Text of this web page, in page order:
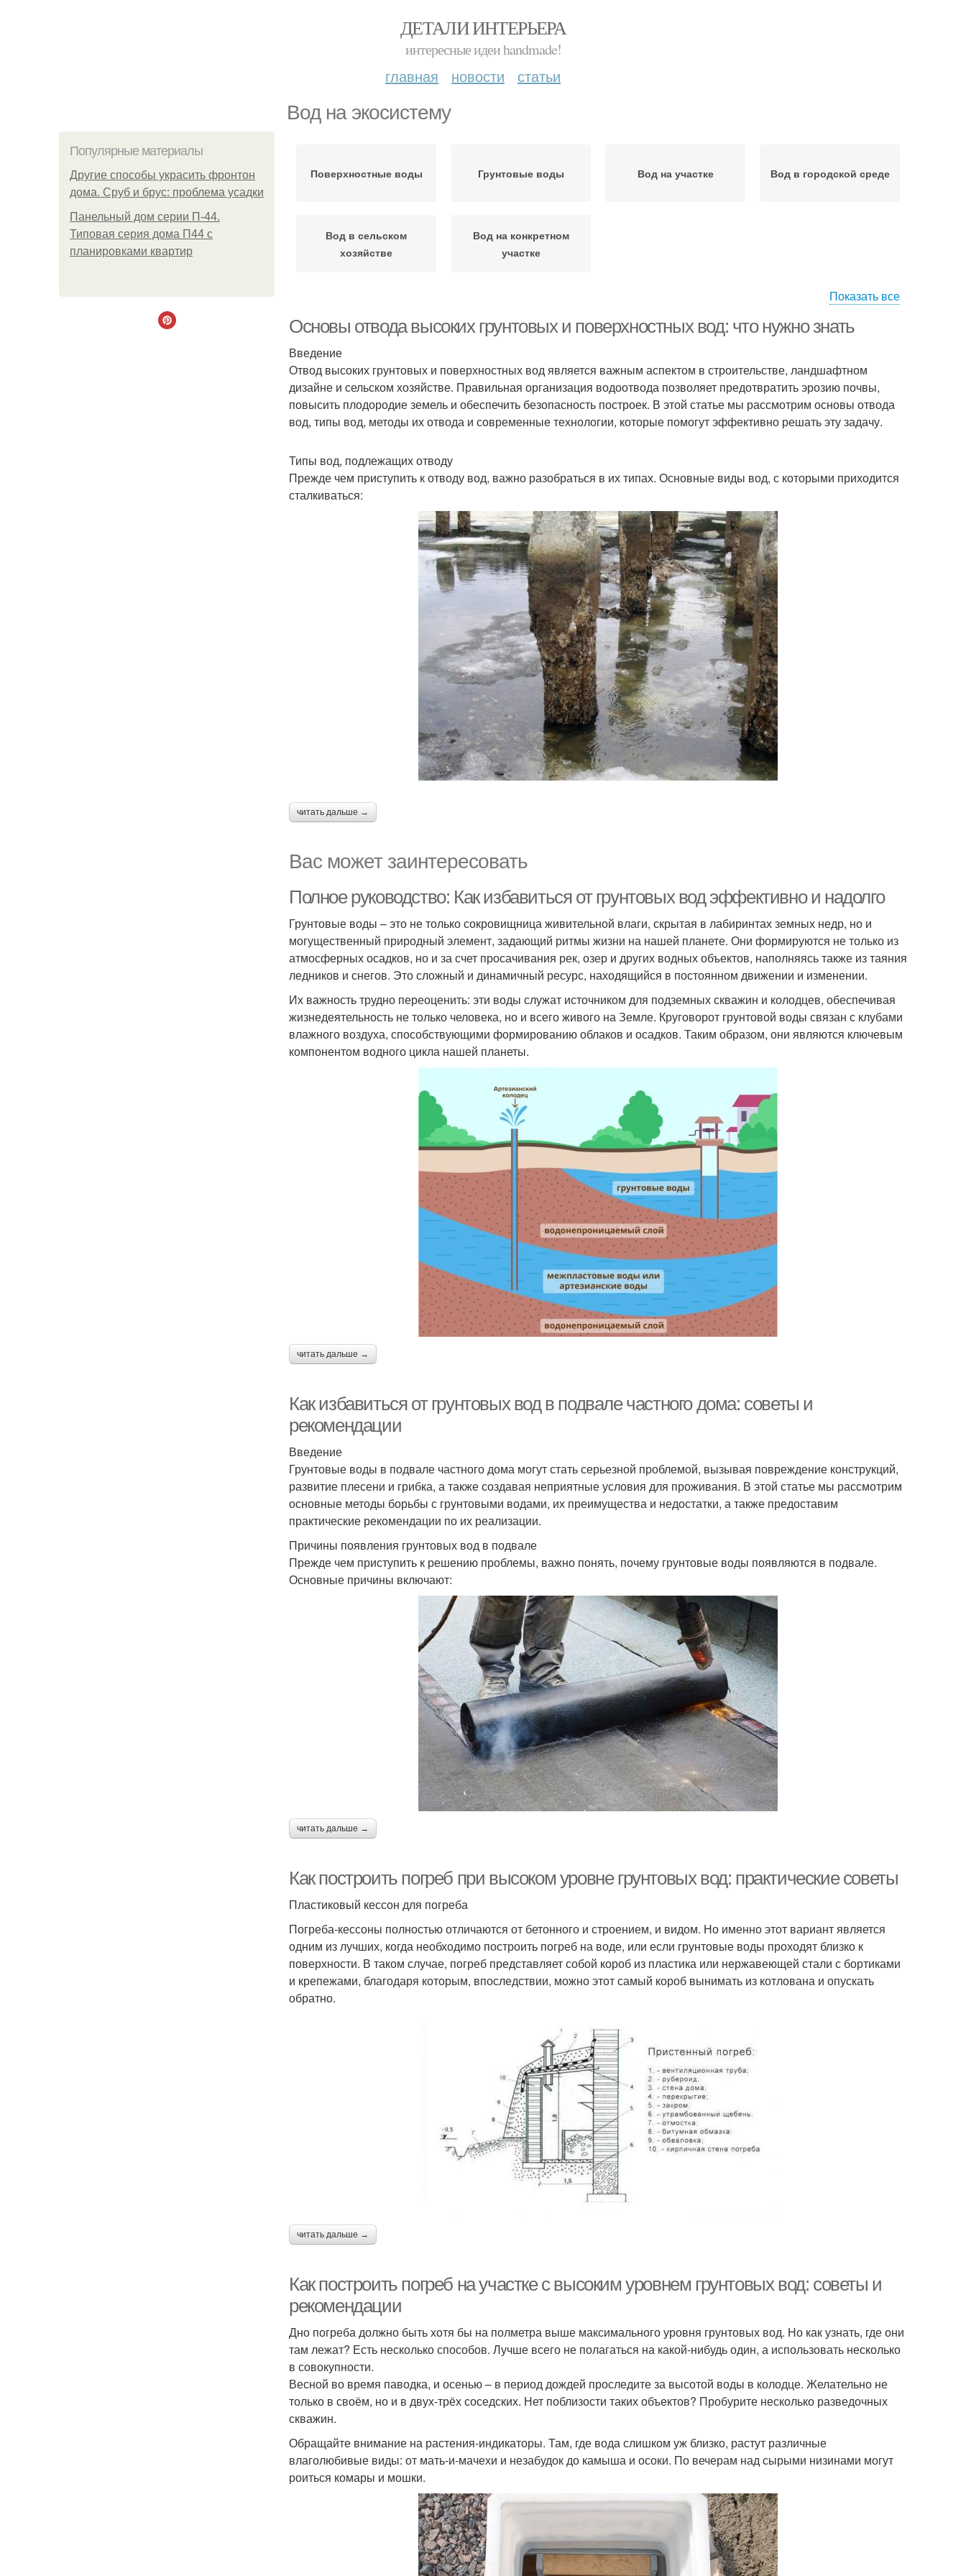
ДЕТАЛИ ИНТЕРЬЕРА
интересные идеи handmade!
главная новости статьи
Вод на экосистему
Популярные материалы
Другие способы украсить фронтон
дома. Сруб и брус: проблема усадки
Панельный дом серии П-44.
Типовая серия дома П44 с
планировками квартир
Поверхностные воды Грунтовые воды Вод на участке Вод в городской среде
Вод в сельском
хозяйстве
Вод на конкретном
участке
Показать все
Основы отвода высоких грунтовых и поверхностных вод: что нужно знать
Введение
Отвод высоких грунтовых и поверхностных вод является важным аспектом в строительстве, ландшафтном
дизайне и сельском хозяйстве. Правильная организация водоотвода позволяет предотвратить эрозию почвы,
повысить плодородие земель и обеспечить безопасность построек. В этой статье мы рассмотрим основы отвода
вод, типы вод, методы их отвода и современные технологии, которые помогут эффективно решать эту задачу.
Типы вод, подлежащих отводу
Прежде чем приступить к отводу вод, важно разобраться в их типах. Основные виды вод, с которыми приходится
сталкиваться:
читать дальше →
Вас может заинтересовать
Полное руководство: Как избавиться от грунтовых вод эффективно и надолго
Грунтовые воды – это не только сокровищница живительной влаги, скрытая в лабиринтах земных недр, но и
могущественный природный элемент, задающий ритмы жизни на нашей планете. Они формируются не только из
атмосферных осадков, но и за счет просачивания рек, озер и других водных объектов, наполняясь также из таяния
ледников и снегов. Это сложный и динамичный ресурс, находящийся в постоянном движении и изменении.
Их важность трудно переоценить: эти воды служат источником для подземных скважин и колодцев, обеспечивая
жизнедеятельность не только человека, но и всего живого на Земле. Круговорот грунтовой воды связан с клубами
влажного воздуха, способствующими формированию облаков и осадков. Таким образом, они являются ключевым
компонентом водного цикла нашей планеты.
читать дальше →
Как избавиться от грунтовых вод в подвале частного дома: советы и
рекомендации
Введение
Грунтовые воды в подвале частного дома могут стать серьезной проблемой, вызывая повреждение конструкций,
развитие плесени и грибка, а также создавая неприятные условия для проживания. В этой статье мы рассмотрим
основные методы борьбы с грунтовыми водами, их преимущества и недостатки, а также предоставим
практические рекомендации по их реализации.
Причины появления грунтовых вод в подвале
Прежде чем приступить к решению проблемы, важно понять, почему грунтовые воды появляются в подвале.
Основные причины включают:
читать дальше →
Как построить погреб при высоком уровне грунтовых вод: практические советы
Пластиковый кессон для погреба
Погреба-кессоны полностью отличаются от бетонного и строением, и видом. Но именно этот вариант является
одним из лучших, когда необходимо построить погреб на воде, или если грунтовые воды проходят близко к
поверхности. В таком случае, погреб представляет собой короб из пластика или нержавеющей стали с бортиками
и крепежами, благодаря которым, впоследствии, можно этот самый короб вынимать из котлована и опускать
обратно.
читать дальше →
Как построить погреб на участке с высоким уровнем грунтовых вод: советы и
рекомендации
Дно погреба должно быть хотя бы на полметра выше максимального уровня грунтовых вод. Но как узнать, где они
там лежат? Есть несколько способов. Лучше всего не полагаться на какой-нибудь один, а использовать несколько
в совокупности.
Весной во время паводка, и осенью – в период дождей проследите за высотой воды в колодце. Желательно не
только в своём, но и в двух-трёх соседских. Нет поблизости таких объектов? Пробурите несколько разведочных
скважин.
Обращайте внимание на растения-индикаторы. Там, где вода слишком уж близко, растут различные
влаголюбивые виды: от мать-и-мачехи и незабудок до камыша и осоки. По вечерам над сырыми низинами могут
роиться комары и мошки.